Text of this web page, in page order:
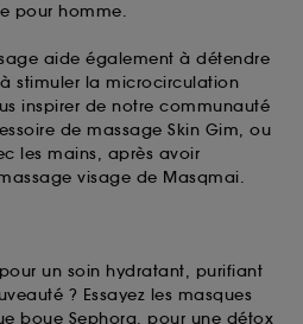
pour homme.
aide également à détendre
stimuler la microcirculation
inspirer de notre communauté
de massage Skin Gim, ou
les mains, après avoir
visage de Masqmai.
un soin hydratant, purifiant
? Essayez les masques
boue Sephora, pour une détox